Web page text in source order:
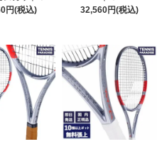
円(税込)
32,560円(税込)